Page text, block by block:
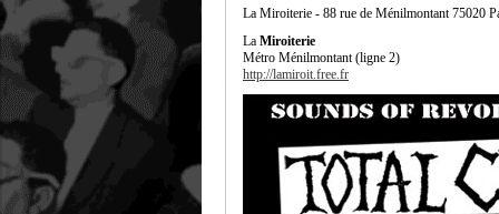
La Miroiterie - 88 rue de Ménilmontant 75020
La Miroiterie
Métro Ménilmontant (ligne 2)
http://lamiroit.free.fr